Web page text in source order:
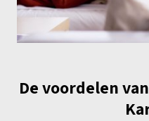
De voordelen